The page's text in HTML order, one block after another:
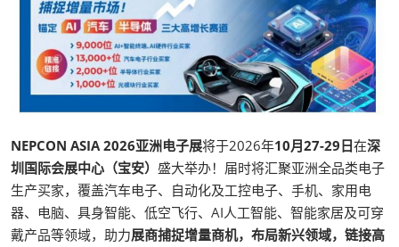
NEPCON ASIA 2026亚洲电子展将于2026年10月27-29日在深
圳国际会展中心（宝安） 盛大举办！届时将汇聚亚洲全品类电子
生产买家，覆盖汽车电子、自动化及工控电子、手机、家用电
器、电脑、具身智能、低空飞行、AI人工智能、智能家居及可穿
戴产品等领域，助力展商捕捉增量商机，布局新兴领域，链接高